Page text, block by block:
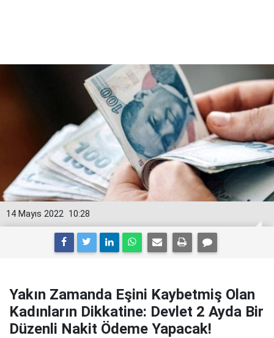
10:28
14 Mayıs 2022
Yakın Zamanda Eşini Kaybetmiş Olan
Kadınların Dikkatine: Devlet 2 Ayda Bir
Düzenli Nakit Ödeme Yapacak!